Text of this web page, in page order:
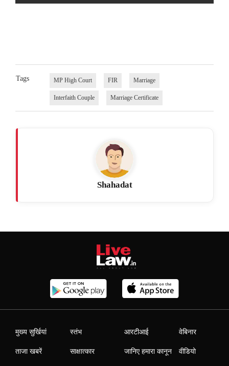
Tags MP High Court FIR Marriage
Interfaith Couple Marriage Certificate
Shahadat
मुख्य सुर्खियां
ताजा खबरें
स्तंभ
साक्षात्कार
आरटीआई
जानिए हमारा कानून
वेबिनार
वीडियो